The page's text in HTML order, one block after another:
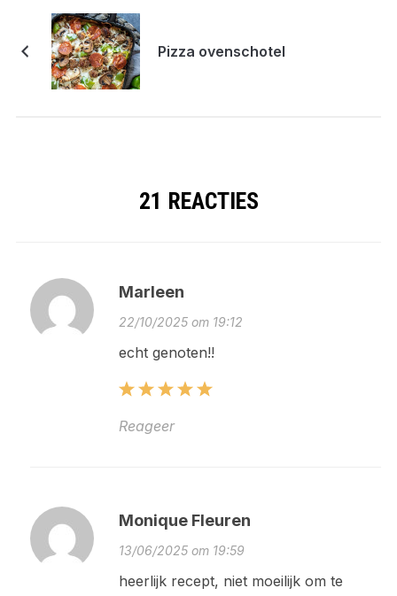
Pizza ovenschotel
21 REACTIES
Marleen
22/10/2025 om 19:12
echt genoten!!
Reageer
Monique Fleuren
13/06/2025 om 19:59
heerlijk recept, niet moeilijk om te